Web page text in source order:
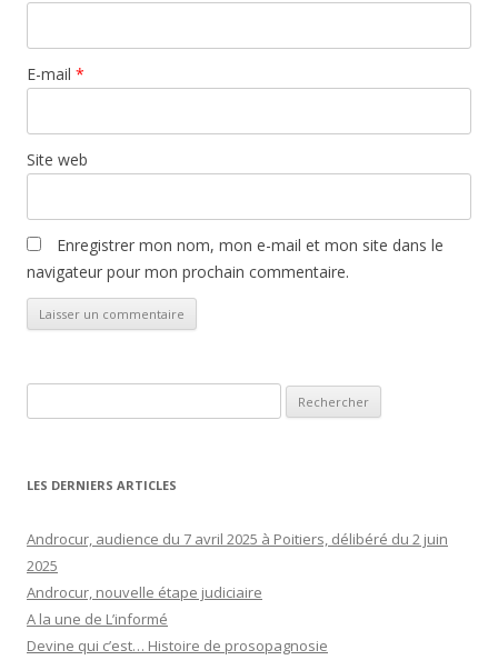
E-mail *
Site web
Enregistrer mon nom, mon e-mail et mon site dans le
navigateur pour mon prochain commentaire.
LES DERNIERS ARTICLES
Androcur, audience du 7 avril 2025 à Poitiers, délibéré du 2 juin
2025
Androcur, nouvelle étape judiciaire
A la une de L’informé
Devine qui c’est… Histoire de prosopagnosie